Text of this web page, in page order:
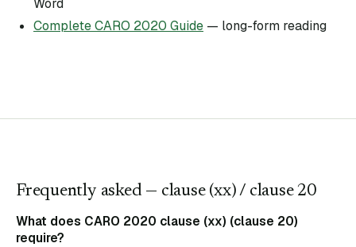
Word
Complete CARO 2020 Guide — long-form reading
Frequently asked — clause (xx)/ clause 20
What does CARO 2020 clause (xx) (clause 20)
require?